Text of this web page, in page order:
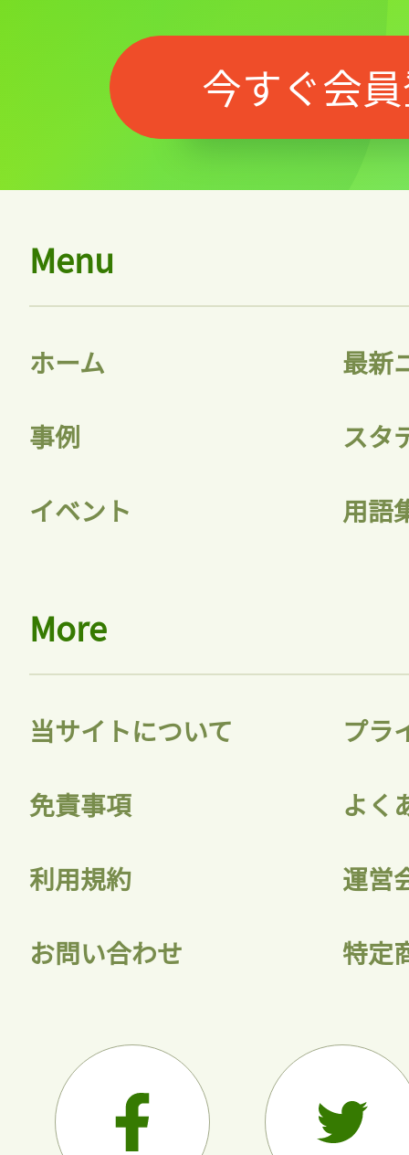
今すぐ会
Menu
ホーム 最新
事例 スタ
イベント 用語
More
当サイトについて プラ
免責事項 よく
利用規約 運営
お問い合わせ 特定